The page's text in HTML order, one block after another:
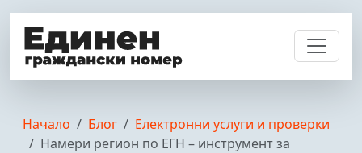
Начало Блог
Електронни услуги и проверки
Намери регион по ЕГН – инструмент за